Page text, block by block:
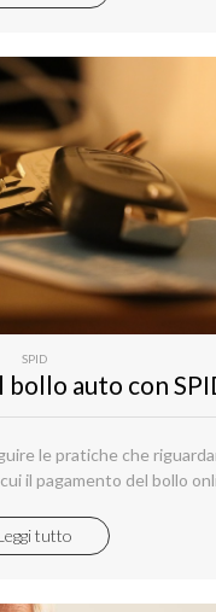
SPID
bollo auto con
le pratiche che
il pagamento del bollo
tutto